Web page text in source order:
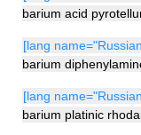
barium acid
[lang
barium
[lang
barium platinic